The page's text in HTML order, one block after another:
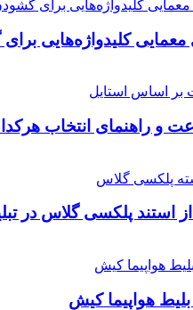
معمایی کلیدواژه‌هایی
و راهنمای انتخاب
استند پلکسی گلاس در
هواپیما کیش